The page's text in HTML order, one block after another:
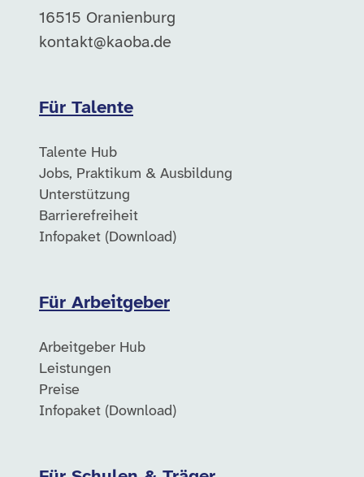
16515 Oranienburg
kontakt@kaoba.de
Für Talente
Talente Hub
Jobs, Praktikum & Ausbildung
Unterstützung
Barrierefreiheit
Infopaket (Download)
Für Arbeitgeber
Arbeitgeber Hub
Leistungen
Preise
Infopaket (Download)